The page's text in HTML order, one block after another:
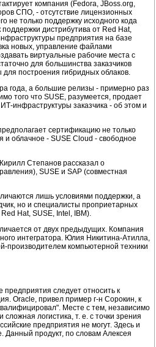
компания (Fedora, JBoss.org,
СПО, - отсутствие лицензионных
не только поддержку исходного кода
дистрибутива от Red Hat,
предприятия на базе
новых, управление файлами
виртуальные рабочие места с
для большинства заказчиков
построения гибридных облаков.
года, а большие релизы - примерно раз
того что SUSE, разумеется, продает
инфраструктуры заказчика - об этом и
сертификацию не только
облачное - SUSE Cloud - свободное
Степанов рассказал о
SUSE и SAP (совместная
лишь условиями поддержки, а
но и специалисты проприетарных
Hat, SUSE, Intel, IBM).
от двух предыдущих. Компания
интегратора. Юлия Никитина-Атилла,
производителем компьютерной техники
следует относить к
Oracle, привел пример г-н Сорокин, к
Месте с тем, независимо
логистика, т. е. с точки зрения
предприятия не могут. Здесь и
продукт, по словам Алексея